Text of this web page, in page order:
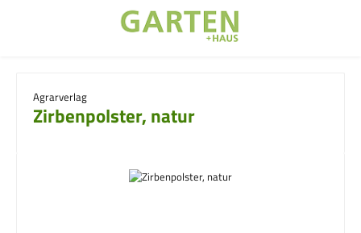
Agrarverlag
Zirbenpolster, natur
Bildergalerie überspringen